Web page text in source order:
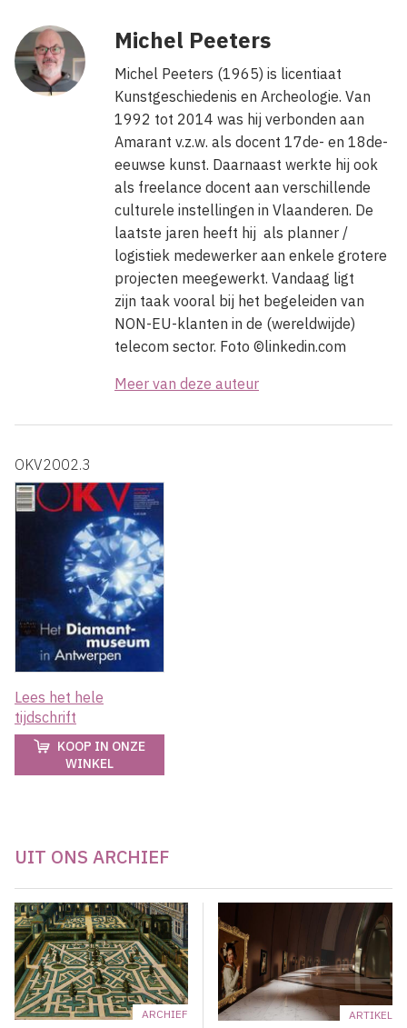
Michel Peeters
Michel Peeters (1965) is licentiaat
Kunstgeschiedenis en Archeologie. Van
1992 tot 2014 was hij verbonden aan
Amarant v.z.w. als docent 17de- en 18de-
eeuwse kunst. Daarnaast werkte hij ook
als freelance docent aan verschillende
culturele instellingen in Vlaanderen. De
laatste jaren heeft hij als planner /
logistiek medewerker aan enkele grotere
projecten meegewerkt. Vandaag ligt
zijn taak vooral bij het begeleiden van
NON-EU-klanten in de (wereldwijde)
telecom sector. Foto ©linkedin.com
Meer van deze auteur
OKV2002.3
Lees het hele
tijdschrift
KOOP IN ONZE
WINKEL
UIT ONS ARCHIEF
ARCHIEF ARTIKEL